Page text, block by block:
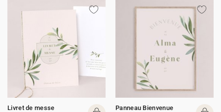
Livret de messe
Panneau Bienvenue